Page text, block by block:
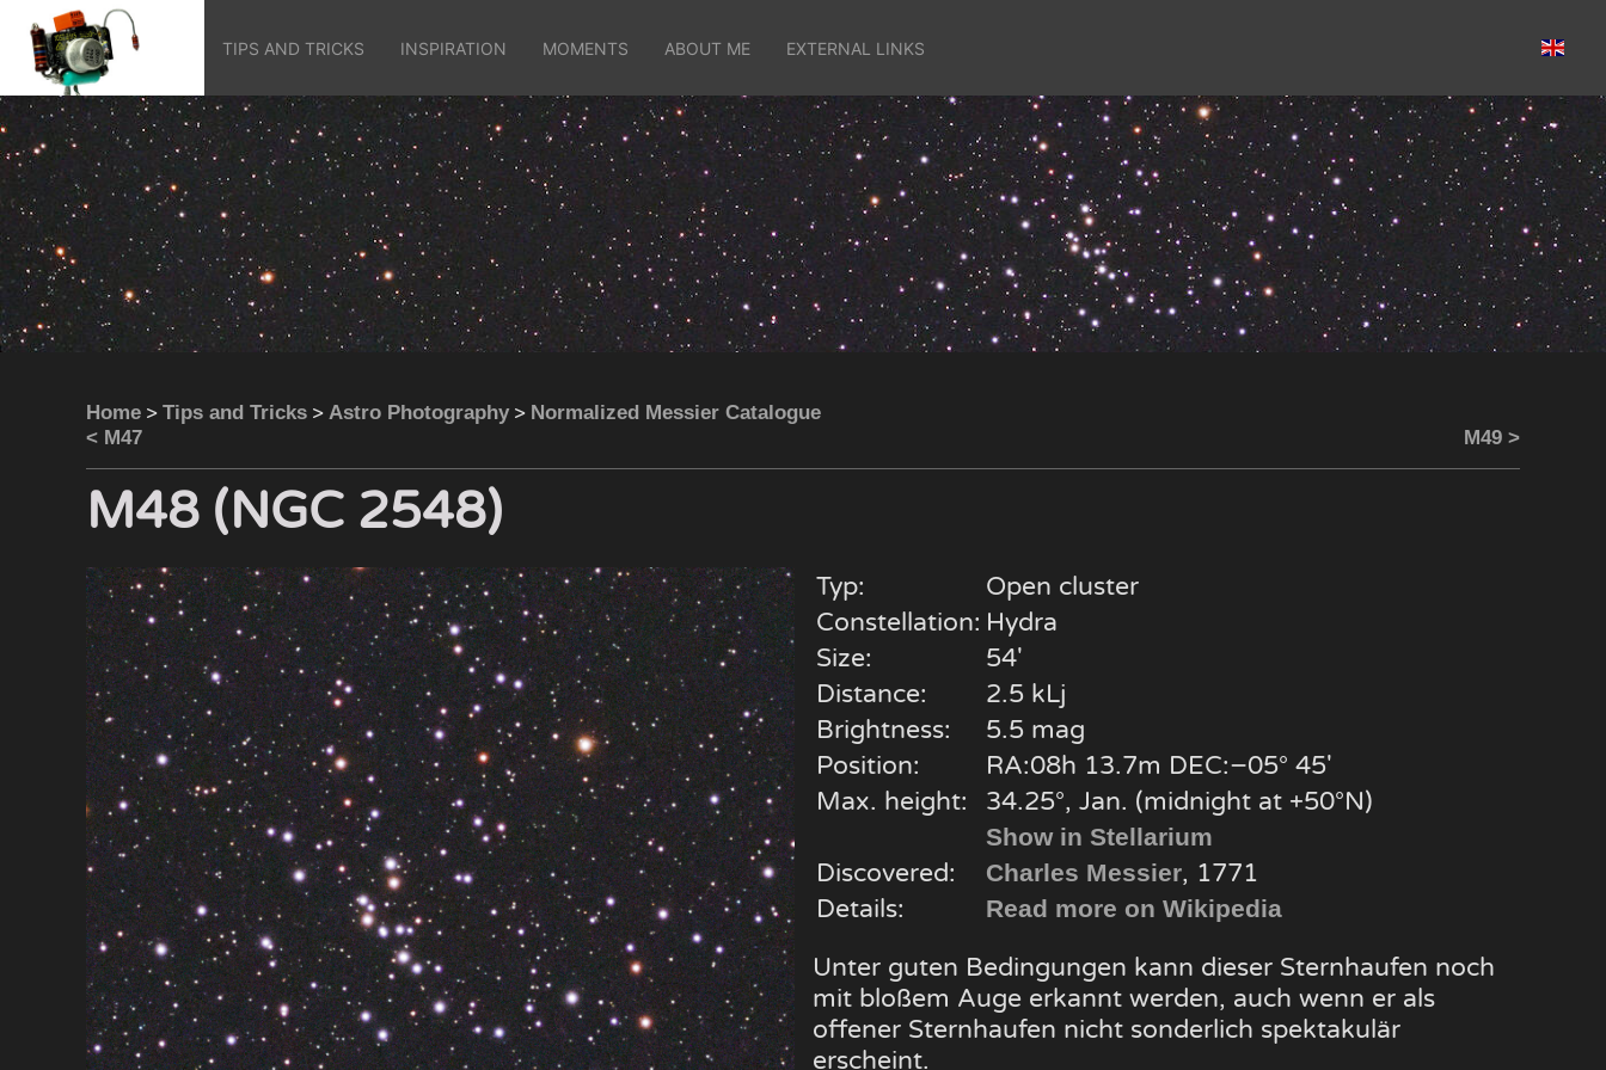
TIPS AND TRICKS INSPIRATION MOMENTS ABOUT ME EXTERNAL LINKS
Home > Tips and Tricks > Astro Photography > Normalized Messier Catalogue
< M47
M49 >
M48 (NGC 2548)
Typ:
Open cluster
Constellation: Hydra
Size:
54'
Distance:
2.5 kLj
Brightness:
5.5 mag
Position:
RA:08h 13.7m DEC:−05° 45′
Max. height:
34.25°, Jan. (midnight at +50°N)
Show in Stellarium
Discovered: Charles Messier, 1771
Details:
Read more on Wikipedia
Unter guten Bedingungen kann dieser Sternhaufen noch
mit bloßem Auge erkannt werden, auch wenn er als
offener Sternhaufen nicht sonderlich spektakulär
erscheint.